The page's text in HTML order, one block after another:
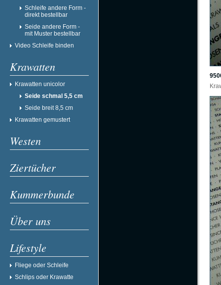
Schleife andere Form -
direkt bestellbar
Seide andere Form -
mit Muster bestellbar
Video Schleife binden
Krawatten
Krawatten unicolor
Seide schmal 5,5 cm
Seide breit 8,5 cm
Krawatten gemustert
Westen
Ziertücher
Kummerbunde
Über uns
Lifestyle
Fliege oder Schleife
Schlips oder Krawatte